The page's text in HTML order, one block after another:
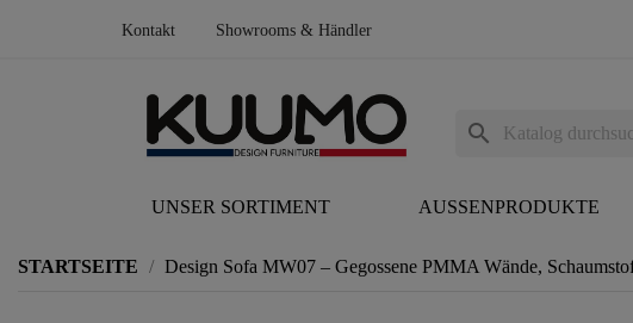
Kontakt Showrooms & Händler
UNSER SORTIMENT AUSSENPRODUKTE
search
STARTSEITE Design Sofa MW07 – Gegossene PMMA Wände,